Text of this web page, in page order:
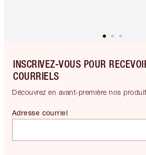
INSCRIVEZ-VOUS POUR
COURRIELS
Découvrez en avant-première nos
Adresse courriel